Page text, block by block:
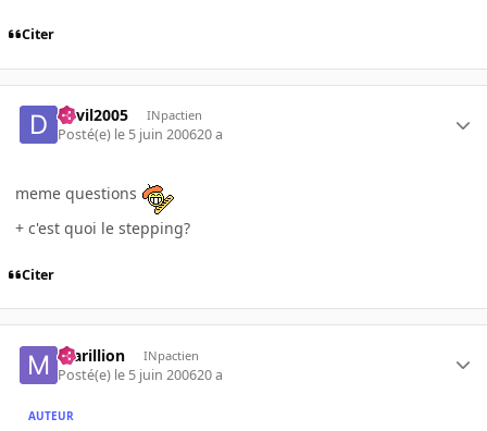
Citer
devil2005 INpactien
Posté(e) le 5 juin 200620 a
meme questions
+ c'est quoi le stepping?
Citer
marillion INpactien
Posté(e) le 5 juin 200620 a
AUTEUR